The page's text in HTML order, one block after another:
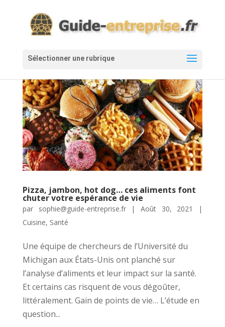
Pizza, jambon, hot dog… ces aliments font
chuter votre espérance de vie
par sophie@guide-entreprise.fr| Août 30, 2021
|
Cuisine, Santé
Une équipe de chercheurs de l’Université du
Michigan aux États-Unis ont planché sur
l’analyse d’aliments et leur impact sur la santé.
Et certains cas risquent de vous dégoûter,
littéralement. Gain de points de vie… L’étude en
question...